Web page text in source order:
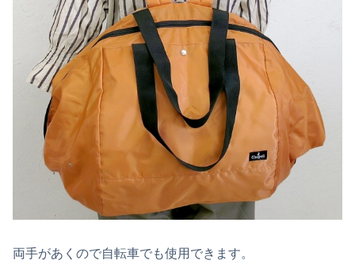
両手があくので自転車でも使用できます。